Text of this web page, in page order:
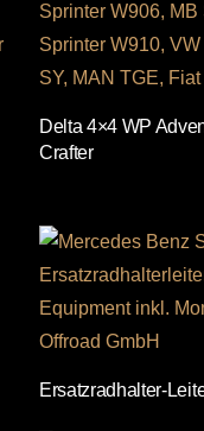
Delta 4×4 WP
Crafter
Ersatzradhalter-